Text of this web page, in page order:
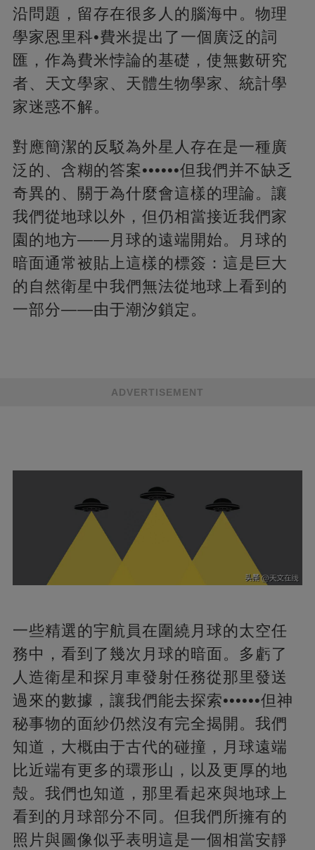
沿問題，留存在很多人的腦海中。物理
學家恩里科•費米提出了一個廣泛的詞
匯，作為費米悖論的基礎，使無數研究
者、天文學家、天體生物學家、統計學
家迷惑不解。
對應簡潔的反駁為外星人存在是一種廣
泛的、含糊的答案••••••但我們并不缺乏
奇異的、關于為什麼會這樣的理論。讓
我們從地球以外，但仍相當接近我們家
園的地方——月球的遠端開始。月球的
暗面通常被貼上這樣的標簽：這是巨大
的自然衛星中我們無法從地球上看到的
一部分——由于潮汐鎖定。
ADVERTISEMENT
一些精選的宇航員在圍繞月球的太空任
務中，看到了幾次月球的暗面。多虧了
人造衛星和探月車發射任務從那里發送
過來的數據，讓我們能去探索••••••但神
秘事物的面紗仍然沒有完全揭開。我們
知道，大概由于古代的碰撞，月球遠端
比近端有更多的環形山，以及更厚的地
殼。我們也知道，那里看起來與地球上
看到的月球部分不同。但我們所擁有的
照片與圖像似乎表明這是一個相當安靜